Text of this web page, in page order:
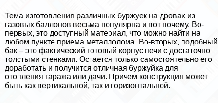
Тема изготовления различных буржуек на дровах из
газовых баллонов весьма популярна и вот почему. Во-
первых, это доступный материал, что можно найти на
любом пункте приема металлолома. Во-вторых, подобный
бак – это фактический готовый корпус печи с достаточно
толстыми стенками. Остается только самостоятельно его
доработать и получится отличная буржуйка для
отопления гаража или дачи. Причем конструкция может
быть как вертикальной, так и горизонтальной.